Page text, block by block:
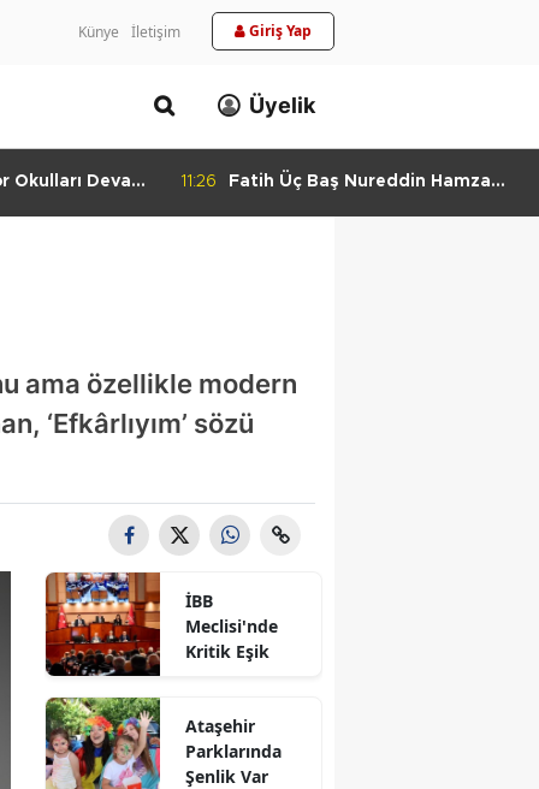
Künye İletişim Giriş Yap
Üyelik
Okulları Devam 11:26
Fatih Üç Baş Nureddin Hamza
ama özellikle modern
‘Efkârlıyım’ sözü
İBB
Meclisi'nde
Kritik Eşik
Ataşehir
Parklarında
Şenlik Var